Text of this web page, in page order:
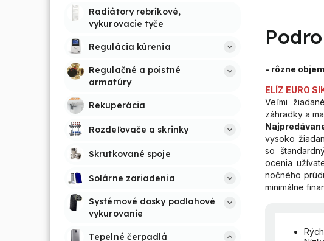
Radiátory rebríkové,
vykurovacie tyče
Regulácia kúrenia
Regulačné a poistné
armatúry
Rekuperácia
Rozdeľovače a skrinky
Skrutkované spoje
Solárne zariadenia
Systémové dosky podlahové
vykurovanie
Tepelné čerpadlá
- rôzne
ELÍZ EURO
Veľmi
záhradky a
vysoko
so
ocenia
nočného
minimálne